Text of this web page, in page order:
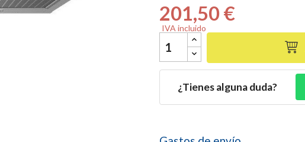
201,50 €
IVA incluido
¿Tienes alguna duda?